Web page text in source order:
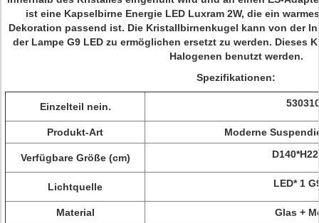
ist eine Kapselbirne Energie LED Luxram 2W, die ein
Dekoration passend ist. Die Kristallbirnenkugel kann von der
der Lampe G9 LED zu ermöglichen ersetzt zu werden. Dieses
Halogenen benutzt werden.
Spezifikationen:
Einzelteil nein.
Produkt-Art Moderne
Verfügbare Größe (cm)
Lichtquelle LED* 1
Material Glas +